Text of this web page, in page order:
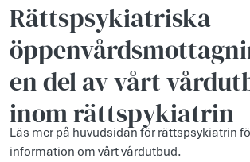
Rättspsykiatriska
en del av vårt
inom rättspykiatrin
Läs mer på huvudsidan för rättspsykiatrin
information om vårt vårdutbud.